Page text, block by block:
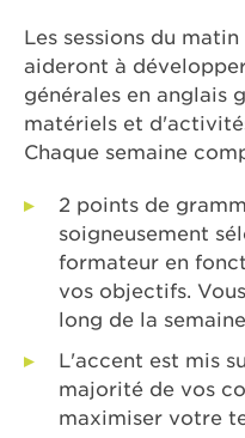
Les sessions du
aideront à
générales en anglais
matériels et
Chaque semaine
2 points de
soigneusement
formateur en
vos objectifs.
long de la semaine
L'accent est mis
majorité de vos
maximiser votre